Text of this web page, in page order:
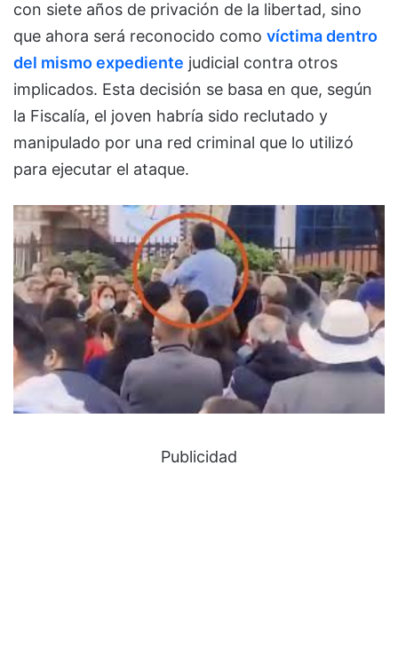
con siete años de privación de la libertad, sino
que ahora será reconocido como víctima dentro
del mismo expediente judicial contra otros
implicados. Esta decisión se basa en que, según
la Fiscalía, el joven habría sido reclutado y
manipulado por una red criminal que lo utilizó
para ejecutar el ataque.
Publicidad